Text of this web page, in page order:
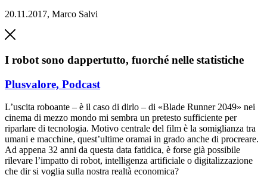
20.11.2017, Marco Salvi
I robot sono dappertutto, fuorché nelle statistiche
Plusvalore, Podcast
L’uscita roboante – è il caso di dirlo – di «Blade Runner 2049» nei
cinema di mezzo mondo mi sembra un pretesto sufficiente per
riparlare di tecnologia. Motivo centrale del film è la somiglianza tra
umani e macchine, quest’ultime oramai in grado anche di procreare.
Ad appena 32 anni da questa data fatidica, è forse già possibile
rilevare l’impatto di robot, intelligenza artificiale o digitalizzazione
che dir si voglia sulla nostra realtà economica?